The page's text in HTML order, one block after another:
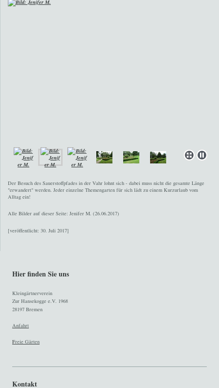
Der Besuch des Sauerstoffpfades in der Vahr lohnt sich - dabei muss nicht die gesamte Länge
"erwandert" werden. Jeder einzelne Themengarten für sich lädt zu einem Kurzurlaub vom
Alltag ein!
Alle Bilder auf dieser Seite: Jenifer M. (26.06.2017)
[veröffentlicht: 30. Juli 2017]
Hier finden Sie uns
Kleingärtnerverein
Zur Hansekogge e.V. 1968
28197 Bremen
Anfahrt
Freie Gärten
Kontakt